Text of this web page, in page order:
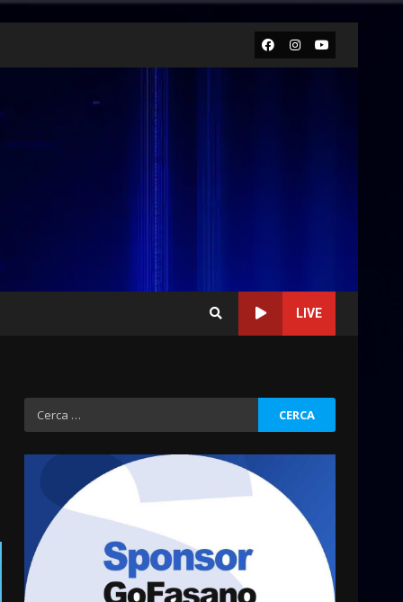
Facebook
Instagram
Youtube
LIVE
Ricerca
per:
3
studenti universitari del
8 Agosto 2026 07:15
“I Contestatori: Musica di
appuntamento con “Fasano in
Banda”
7 Agosto 2026 06:05